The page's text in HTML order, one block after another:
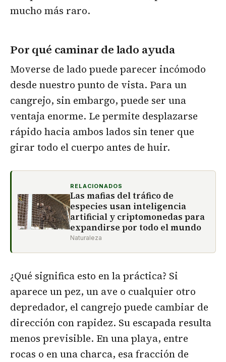
mucho más raro.
Por qué caminar de lado ayuda
Moverse de lado puede parecer incómodo
desde nuestro punto de vista. Para un
cangrejo, sin embargo, puede ser una
ventaja enorme. Le permite desplazarse
rápido hacia ambos lados sin tener que
girar todo el cuerpo antes de huir.
RELACIONADOS
Las mafias del tráfico de
especies usan inteligencia
artificial y criptomonedas para
expandirse por todo el mundo
Naturaleza
¿Qué significa esto en la práctica? Si
aparece un pez, un ave o cualquier otro
depredador, el cangrejo puede cambiar de
dirección con rapidez. Su escapada resulta
menos previsible. En una playa, entre
rocas o en una charca, esa fracción de